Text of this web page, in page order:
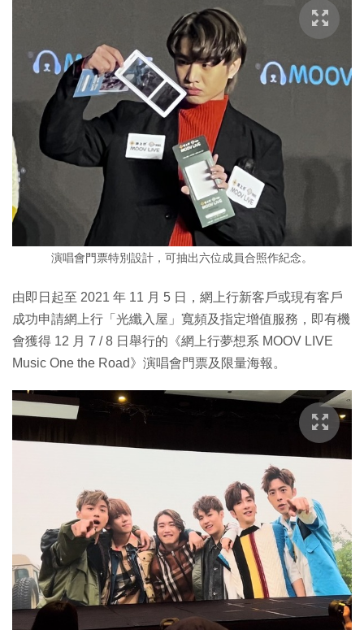
演唱會門票特別設計，可抽出六位成員合照作紀念。
由即日起至 2021 年 11 月 5 日，網上行新客戶或現有客戶
成功申請網上行「光纖入屋」寬頻及指定增值服務，即有機
會獲得 12 月 7 / 8 日舉行的《網上行夢想系 MOOV LIVE
Music One the Road》演唱會門票及限量海報。